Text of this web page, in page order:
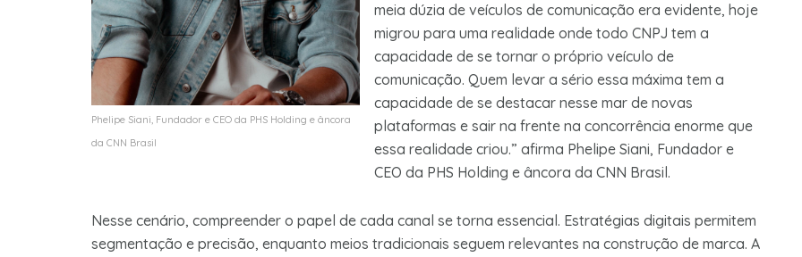
Phelipe Siani, Fundador e CEO da PHS Holding e âncora
da CNN Brasil
meia dúzia de veículos de comunicação era evidente, hoje
migrou para uma realidade onde todo CNPJ tem a
capacidade de se tornar o próprio veículo de
comunicação. Quem levar a sério essa máxima tem a
capacidade de se destacar nesse mar de novas
plataformas e sair na frente na concorrência enorme que
essa realidade criou.” afirma Phelipe Siani, Fundador e
CEO da PHS Holding e âncora da CNN Brasil.
Nesse cenário, compreender o papel de cada canal se torna essencial. Estratégias digitais permitem
segmentação e precisão, enquanto meios tradicionais seguem relevantes na construção de marca. A